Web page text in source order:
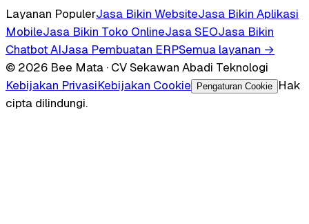
Layanan PopulerJasa Bikin WebsiteJasa Bikin Aplikasi
MobileJasa Bikin Toko OnlineJasa SEOJasa Bikin
Chatbot AIJasa Pembuatan ERPSemua layanan →
© 2026 Bee Mata · CV Sekawan Abadi Teknologi
Kebijakan PrivasiKebijakan Cookie Pengaturan Cookie
Hak
cipta dilindungi.